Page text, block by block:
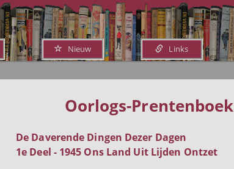
Nieuw Links
Oorlogs-Prentenboek
De Daverende Dingen Dezer Dagen
1e Deel - 1945 Ons Land Uit Lijden Ontzet